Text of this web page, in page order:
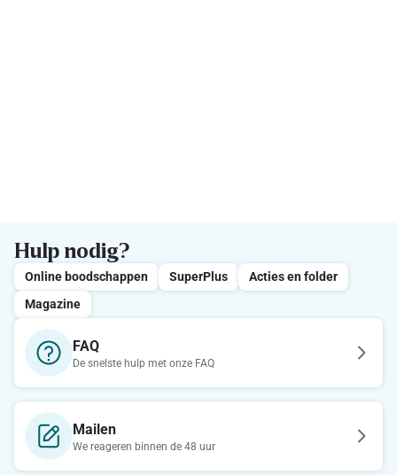
Hulp nodig?
Online boodschappen SuperPlus
Acties en folder
Magazine
FAQ
De snelste hulp met onze FAQ
Mailen
We reageren binnen de 48 uur